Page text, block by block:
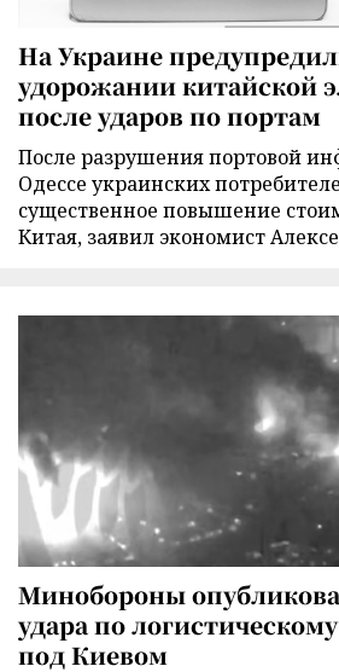
На Украине
удорожании китайской
после ударов по портам
После разрушения портовой
Одессе украинских
существенное повышение
Китая, заявил экономист
Минобороны
удара по
под Киевом